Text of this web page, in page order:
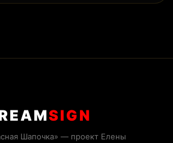
SIGN
Шапочка» — проект Елены